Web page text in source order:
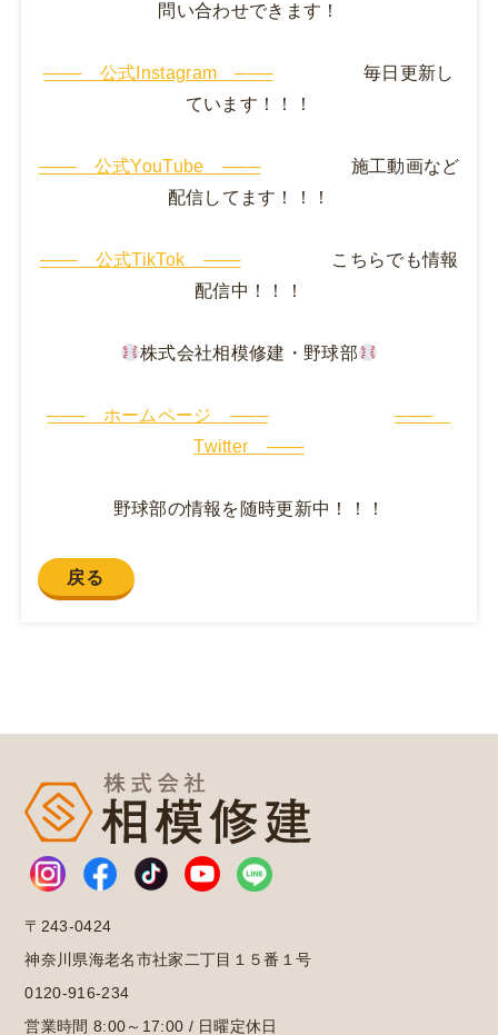
問い合わせできます！
─── 公式Instagram ───毎日更新し
ています！！！
─── 公式YouTube ───施工動画など
配信してます！！！
─── 公式TikTok ───こちらでも情報
配信中！！！
株式会社相模修建・野球部
─── ホームページ ───
───
Twitter ───
野球部の情報を随時更新中！！！
戻る
〒243-0424
神奈川県海老名市社家二丁目１５番１号
0120-916-234
営業時間 8:00～17:00 / 日曜定休日